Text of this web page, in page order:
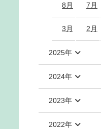
8月 7月
3月 2月
2025年
2024年
2023年
2022年